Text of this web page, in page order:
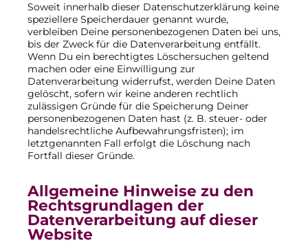
Soweit innerhalb dieser Datenschutzerklärung keine
speziellere Speicherdauer genannt wurde,
verbleiben Deine personenbezogenen Daten bei uns,
bis der Zweck für die Datenverarbeitung entfällt.
Wenn Du ein berechtigtes Löschersuchen geltend
machen oder eine Einwilligung zur
Datenverarbeitung widerrufst, werden Deine Daten
gelöscht, sofern wir keine anderen rechtlich
zulässigen Gründe für die Speicherung Deiner
personenbezogenen Daten hast (z. B. steuer- oder
handelsrechtliche Aufbewahrungsfristen); im
letztgenannten Fall erfolgt die Löschung nach
Fortfall dieser Gründe.
Allgemeine Hinweise zu den
Rechtsgrundlagen der
Datenverarbeitung auf dieser
Website